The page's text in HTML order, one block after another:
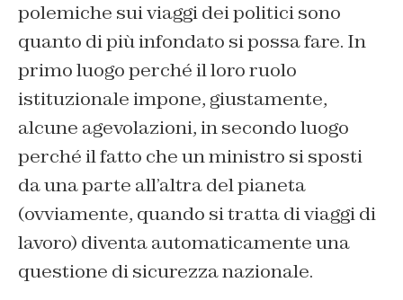
polemiche sui viaggi dei politici sono
quanto di più infondato si possa fare. In
primo luogo perché il loro ruolo
istituzionale impone, giustamente,
alcune agevolazioni, in secondo luogo
perché il fatto che un ministro si sposti
da una parte all’altra del pianeta
(ovviamente, quando si tratta di viaggi di
lavoro) diventa automaticamente una
questione di sicurezza nazionale.